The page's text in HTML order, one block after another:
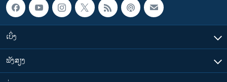
ເບິ່ງ
ຟັງສຽງ